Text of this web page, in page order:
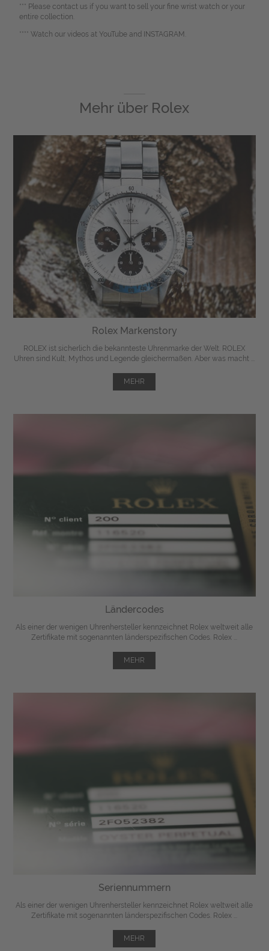
*** Please contact us if you want to sell your fine wrist watch or your
entire collection.
**** Watch our videos at YouTube and INSTAGRAM.
Mehr über Rolex
Rolex Markenstory
ROLEX ist sicherlich die bekannteste Uhrenmarke der Welt. ROLEX
Uhren sind Kult, Mythos und Legende gleichermaßen. Aber was macht ...
MEHR
Ländercodes
Als einer der wenigen Uhrenhersteller kennzeichnet Rolex weltweit alle
Zertifikate mit sogenannten länderspezifischen Codes. Rolex ...
MEHR
Seriennummern
Als einer der wenigen Uhrenhersteller kennzeichnet Rolex weltweit alle
Zertifikate mit sogenannten länderspezifischen Codes. Rolex ...
MEHR